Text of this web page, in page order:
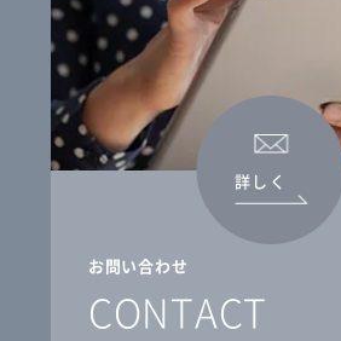
お問い合わせ
CONTACT
詳しく